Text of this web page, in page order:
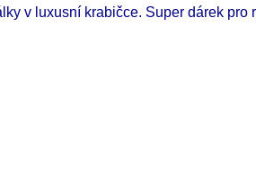
v luxusní krabičce. Super dárek pro